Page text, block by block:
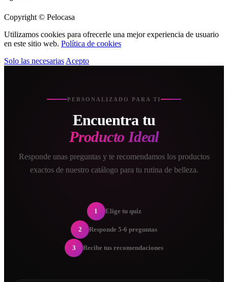
Copyright © Pelocasa
Utilizamos cookies para ofrecerle una mejor experiencia de usuario
en este sitio web. Política de cookies
Solo las necesarias Acepto
PERSONALIZADO PARA TI
Encuentra tu
Producto Ideal
Responde unas preguntas y te recomendamos los productos
exactos de nuestro catálogo para tu rutina de belleza.
1 Elige tu quiz
2 Responde 5-6 preguntas
3 Recibe tus recomendaciones